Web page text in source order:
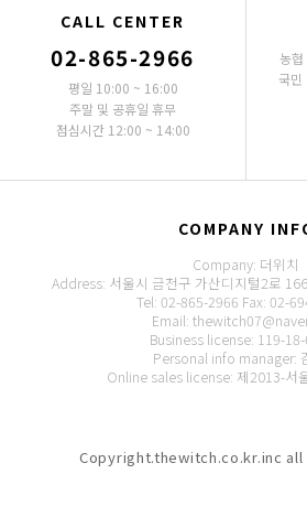
CALL CENTER
02-865-2966
평일 10:00 ~ 16:00
주말 및 공휴일 휴무
점심시간 12:00 ~ 14:00
농
국
COMPANY
Company: 더위치
Address: 서울시 금천구 가산디지털2로
Tel: 02-865-2966 Fax: 02-
Email:
Business license: 119-
Personal info manager:
Online sales license: 제2013-서
Copyright.thewitch.co.kr.inc